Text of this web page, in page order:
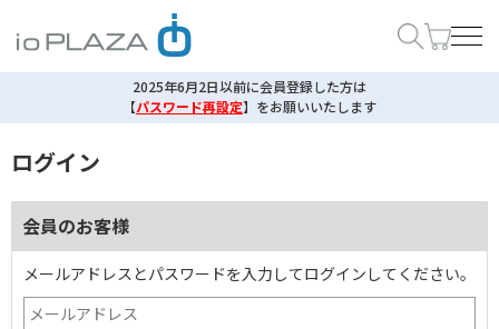
2025年6月2日以前に会員登録した方は
【パスワード再設定】 をお願いいたします
ログイン
会員のお客様
メールアドレスとパスワードを入力してログインしてください。